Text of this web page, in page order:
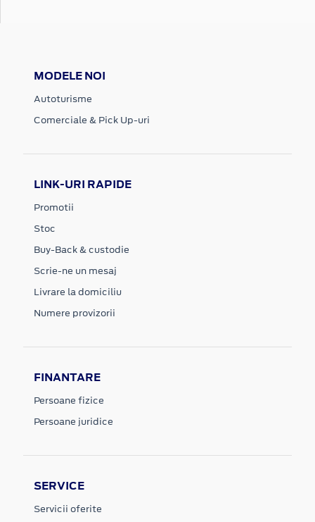
MODELE NOI
Autoturisme
Comerciale & Pick Up-uri
LINK-URI RAPIDE
Promotii
Stoc
Buy-Back & custodie
Scrie-ne un mesaj
Livrare la domiciliu
Numere provizorii
FINANTARE
Persoane fizice
Persoane juridice
SERVICE
Servicii oferite